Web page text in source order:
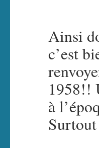
Ainsi
c’est
1958!!
à